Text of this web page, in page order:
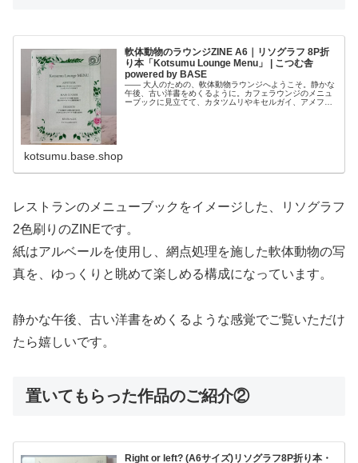
軟体動物のラウンジZINE A6｜リソグラフ 8P折
り本「Kotsumu Lounge Menu」 | こつむ舎
powered by BASE
—— 大人のための、軟体動物ラウンジへようこそ。静かな
午後、古い洋書をめくるように。カフェラウンジのメニュ
ーブックに見立てて、カタツムリやキセルガイ、アメフラ
kotsumu.base.shop
レストランのメニューブックをイメージした、リソグラフ
2色刷りのZINEです。
紙はアルベールを使用し、網点処理を施した軟体動物の写
真を、ゆっくりと眺めて楽しめる構成になっています。
静かな午後、古い洋書をめくるような感覚でご覧いただけ
たら嬉しいです。
置いてもらった作品のご紹介②
Right or left? (A6サイズ)リソグラフ8P折り本・